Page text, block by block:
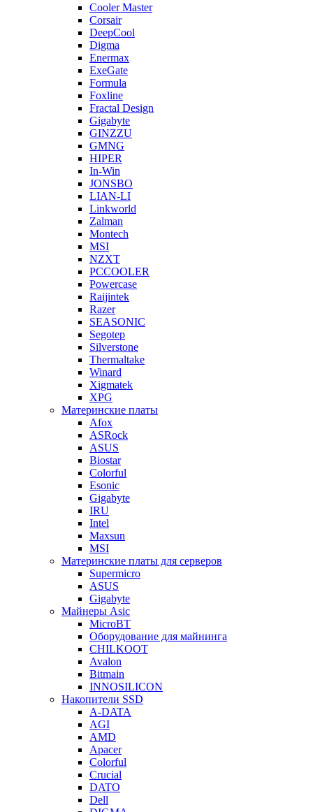
Cooler Master
Corsair
DeepCool
Digma
Enermax
ExeGate
Formula
Foxline
Fractal Design
Gigabyte
GINZZU
GMNG
HIPER
In-Win
JONSBO
LIAN-LI
Linkworld
Zalman
Montech
MSI
NZXT
PCCOOLER
Powercase
Raijintek
Razer
SEASONIC
Segotep
Silverstone
Thermaltake
Winard
Xigmatek
XPG
Материнские платы
Afox
ASRock
ASUS
Biostar
Colorful
Esonic
Gigabyte
IRU
Intel
Maxsun
MSI
Материнские платы для серверов
Supermicro
ASUS
Gigabyte
Майнеры Asic
MicroBT
Оборудование для майнинга
CHILKOOT
Avalon
Bitmain
INNOSILICON
Накопители SSD
A-DATA
AGI
AMD
Apacer
Colorful
Crucial
DATO
Dell